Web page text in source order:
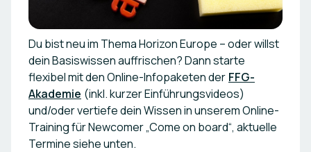
Du bist neu im Thema Horizon Europe – oder willst
dein Basiswissen auffrischen? Dann starte
flexibel mit den Online-Infopaketen der FFG-
Akademie (inkl. kurzer Einführungsvideos)
und/oder vertiefe dein Wissen in unserem Online-
Training für Newcomer „Come on board“, aktuelle
Termine siehe unten.